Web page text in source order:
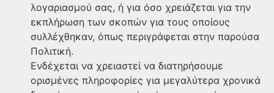
λογαριασμού σας, ή για όσο χρειάζεται για την
εκπλήρωση των σκοπών για τους οποίους
συλλέχθηκαν, όπως περιγράφεται στην παρούσα
Πολιτική.
Ενδέχεται να χρειαστεί να διατηρήσουμε
ορισμένες πληροφορίες για μεγαλύτερα χρονικά